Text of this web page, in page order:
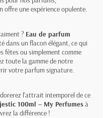
une expérience opulente.
? Eau de parfum
dans un flacon élégant, ce qui
fêtes ou simplement comme
toute la gamme de notre
votre parfum signature.
l'attrait intemporel de ce
100ml – My Perfumesà
la différence !